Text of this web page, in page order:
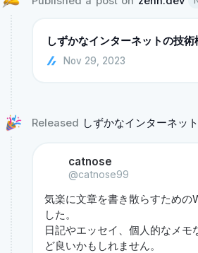
しずかなインターネットの技術
Nov 29, 2023
Released しずかなインターネット
catnose
@catnose99
気楽に文章を書き散らすための
した。
日記やエッセイ、個人的なメモ
ど良いかもしれません。